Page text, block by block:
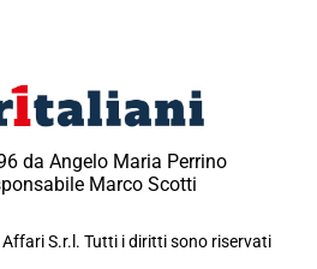
da Angelo Maria Perrino
Marco Scotti
S.r.l. Tutti i diritti sono riservati